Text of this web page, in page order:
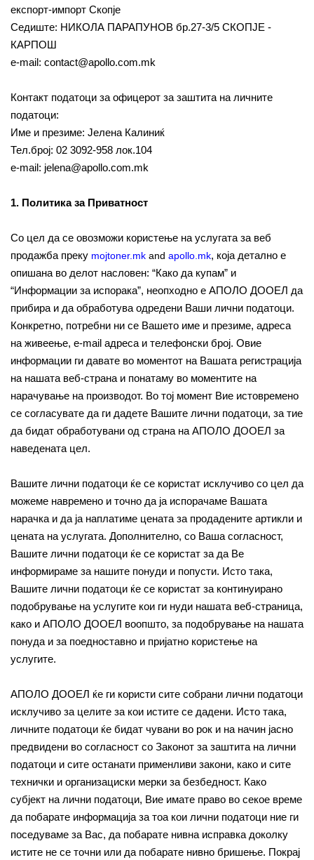
експорт-импорт Скопје
Седиште: НИКОЛА ПАРАПУНОВ бр.27-3/5 СКОПЈЕ -
КАРПОШ
e-mail: contact@apollo.com.mk
Контакт податоци за офицерот за заштита на личните
податоци:
Име и презиме: Јелена Калиниќ
Тел.број: 02 3092-958 лок.104
e-mail: jelena@apollo.com.mk
1. Политика за Приватност
Со цел да се овозможи користење на услугата за веб
продажба преку mojtoner.mk and apollo.mk, која детално е
опишана во делот насловен: “Како да купам” и
“Информации за испорака”, неопходно е АПОЛО ДООЕЛ да
прибира и да обработува одредени Ваши лични податоци.
Конкретно, потребни ни се Вашето име и презиме, адреса
на живеење, e-mail адреса и телефонски број. Овие
информации ги давате во моментот на Вашата регистрација
на нашата веб-страна и понатаму во моментите на
нарачување на производот. Во тој момент Вие истовремено
се согласувате да ги дадете Вашите лични податоци, за тие
да бидат обработувани од страна на АПОЛО ДООЕЛ за
наведената цел.
Вашите лични податоци ќе се користат исклучиво со цел да
можеме навремено и точно да ја испорачаме Вашата
нарачка и да ја наплатиме цената за продадените артикли и
цената на услугата. Дополнително, со Ваша согласност,
Вашите лични податоци ќе се користат за да Ве
информираме за нашите понуди и попусти. Исто така,
Вашите лични податоци ќе се користат за континуирано
подобрување на услугите кои ги нуди нашата веб-страница,
како и АПОЛО ДООЕЛ воопшто, за подобрување на нашата
понуда и за поедноставно и пријатно користење на
услугите.
АПОЛО ДООЕЛ ќе ги користи сите собрани лични податоци
исклучиво за целите за кои истите се дадени. Исто така,
личните податоци ќе бидат чувани во рок и на начин јасно
предвидени во согласност со Законот за заштита на лични
податоци и сите останати применливи закони, како и сите
технички и организациски мерки за безбедност. Како
субјект на лични податоци, Вие имате право во секое време
да побарате информација за тоа кои лични податоци ние ги
поседуваме за Вас, да побарате нивна исправка доколку
истите не се точни или да побарате нивно бришење. Покрај